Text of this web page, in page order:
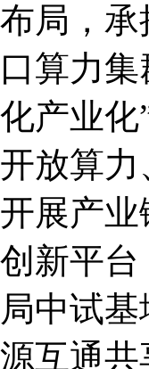
布局，
口算力
化产业化
开放算力
开展产
创新平
局中试
源互通